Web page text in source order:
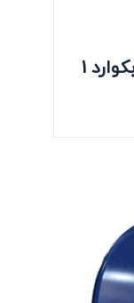
اگزاست فن سانتریفیوژ بکوارد 1